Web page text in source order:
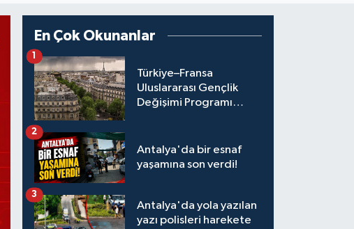
En Çok Okunanlar
Türkiye–Fransa
Uluslararası Gençlik
Değişimi Programı
1
Antalya'da bir esnaf
yaşamına son verdi!
2
Antalya'da yola yazılan
yazı polisleri harekete
3